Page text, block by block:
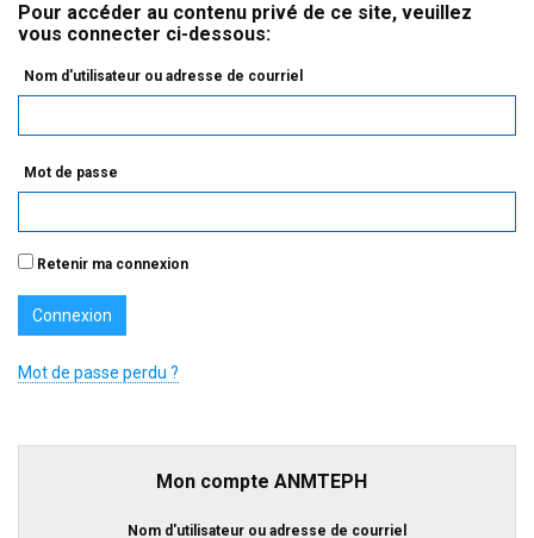
Pour accéder au contenu privé de ce site, veuillez
vous connecter ci-dessous:
Nom d'utilisateur ou adresse de courriel
Mot de passe
Retenir ma connexion
Mot de passe perdu ?
Mon compte ANMTEPH
Nom d'utilisateur ou adresse de courriel